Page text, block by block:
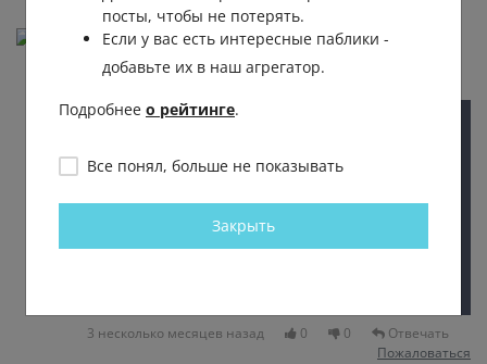
Эдуард Дар
3 несколько месяцев назад 0 0
Отвечать
Пожаловаться
посты, чтобы не потерять.
Если у вас есть интересные паблики -
добавьте их в наш агрегатор.
Подробнее о рейтинге.
Все понял, больше не показывать
Закрыть